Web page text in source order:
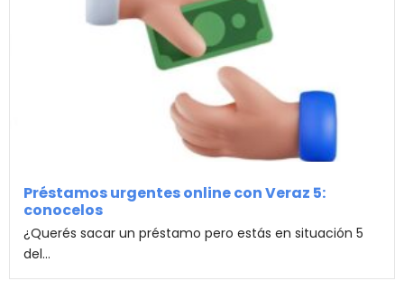
Préstamos urgentes online con Veraz 5:
conocelos
¿Querés sacar un préstamo pero estás en situación 5
del...